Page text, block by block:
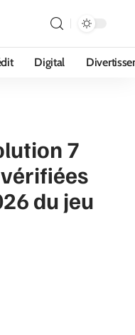
Digital
7
du jeu